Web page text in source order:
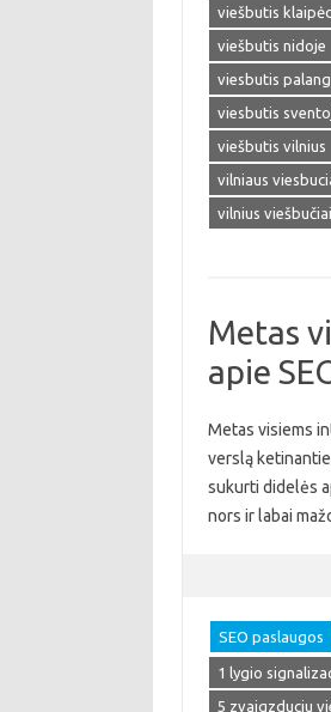
viešbutis
viešbutis nidoje
viesbutis
viesbutis
viešbutis vilnius
vilniaus
vilnius viešbučiai
Metas
apie
Metas visiems
verslą
sukurti didelės
nors ir labai
SEO paslaugos
1 lygio
5 zvaigzduciu